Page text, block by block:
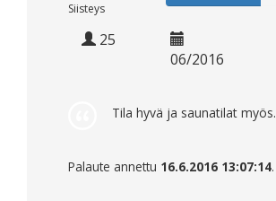
Siisteys
25
06/2016
Tila hyvä ja saunatilat myös.
Palaute annettu 16.6.2016 13:07:14.